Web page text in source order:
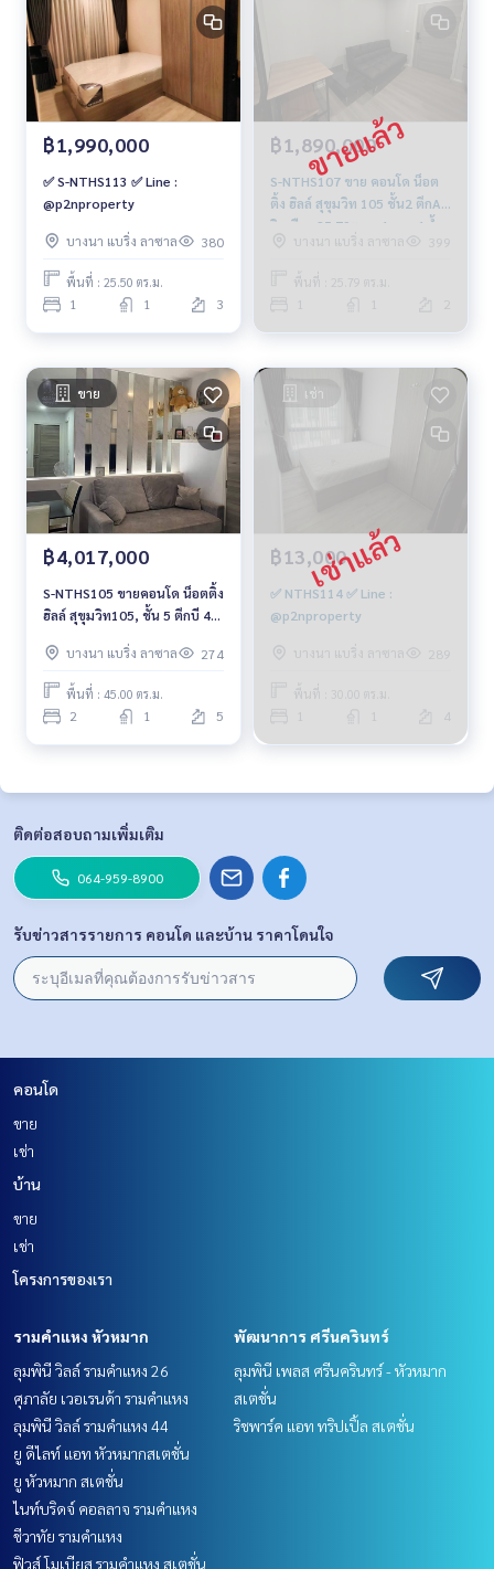
฿1,990,000
✅ S-NTHS113 ✅ Line :
@p2nproperty
บางนา แบริ่ง ลาซาล 380
พื้นที่ : 25.50 ตร.ม.
1 1 3
฿1,890,000
S-NTHS107 ขาย คอนโด น็อต
ติ้ง ฮิลล์ สุขุมวิท 105 ชั้น2 ตึกA
วิวเมือง 25.79ตรม. 1นอน 1น้ำ
1.89ล้าน 064-959-8900
บางนา แบริ่ง ลาซาล 399
พื้นที่ : 25.79 ตร.ม.
ขาย
฿4,017,000
S-NTHS105 ขายคอนโด น็อตติ้ง
ฮิลล์ สุขุมวิท105, ชั้น 5 ตึกบี 45
064-959-8900
บางนา แบริ่ง ลาซาล 274
พื้นที่ : 45.00 ตร.ม.
2 1 5
เช่า
฿13,000
✅ NTHS114 ✅ Line :
@p2nproperty
บางนา แบริ่ง ลาซาล 289
พื้นที่ : 30.00 ตร.ม.
4
ติดต่อสอบถามเพิ่มเติม
064-959-8900
รับข่าวสารรายการ คอนโด และบ้าน ราคาโดนใจ
คอนโด
ขาย
เช่า
บ้าน
ขาย
เช่า
โครงการของเรา
รามคำแหง หัวหมาก
ลุมพินี วิลล์ รามคำแหง 26
ศุภาลัย เวอเรนด้า รามคำแหง
ลุมพินี วิลล์ รามคำแหง 44
ยู ดีไลท์ แอท หัวหมากสเตชั่น
ยู หัวหมาก สเตชั่น
ไนท์บริดจ์ คอลลาจ รามคำแหง
ชีวาทัย รามคำแหง
ฟิวส์ โมเบียส รามคำแหง สเตชั่น
พัฒนาการ ศรีนครินทร์
ลุมพินี เพลส ศรีนครินทร์ - หัวหมาก
สเตชั่น
ริชพาร์ค แอท ทริปเปิ้ล สเตชั่น